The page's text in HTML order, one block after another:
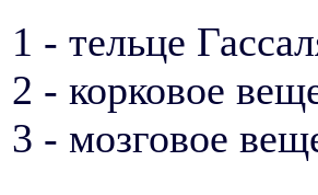
1 - тельце
2 - корковое
3 - мозговое